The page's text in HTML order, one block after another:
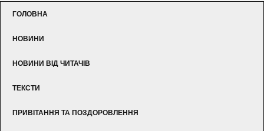
ГОЛОВНА
НОВИНИ
НОВИНИ ВІД ЧИТАЧІВ
ТЕКСТИ
ПРИВІТАННЯ ТА ПОЗДОРОВЛЕННЯ